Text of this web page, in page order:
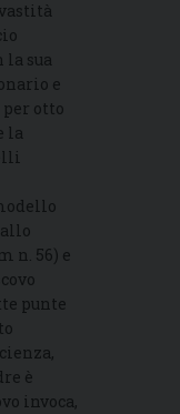
la sua
e
otto
la
n. 56) e
punte
è
invoca,